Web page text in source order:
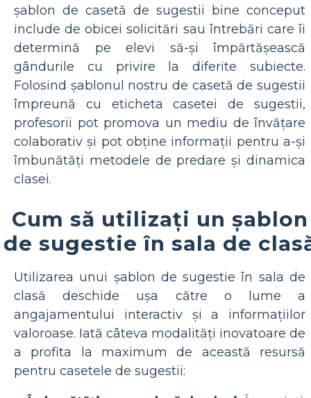
șablon de casetă de sugestii bine conceput
include de obicei solicitări sau întrebări care îi
determină pe elevi să-și împărtășească
gândurile cu privire la diferite subiecte.
Folosind șablonul nostru de casetă de sugestii
împreună cu eticheta casetei de sugestii,
profesorii pot promova un mediu de învățare
colaborativ și pot obține informații pentru a-și
îmbunătăți metodele de predare și dinamica
clasei.
Cum să utilizați un șablon
de sugestie în sala de
Utilizarea unui șablon de sugestie în sala de
clasă deschide ușa către o lume a
angajamentului interactiv și a informațiilor
valoroase. Iată câteva modalități inovatoare de
a profita la maximum de această resursă
pentru casetele de sugestii: